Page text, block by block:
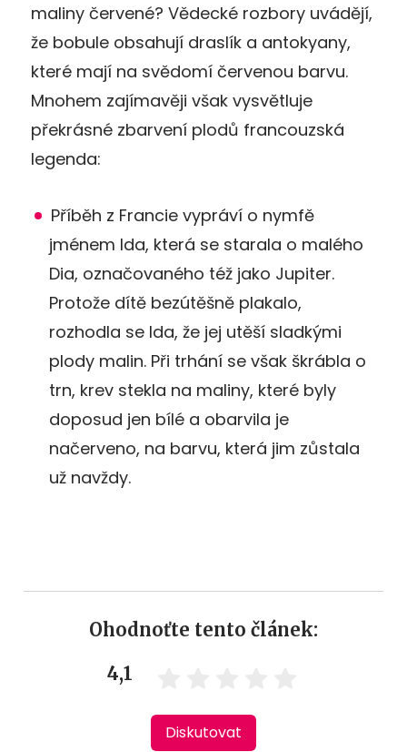
maliny červené? Vědecké rozbory uvádějí,
že bobule obsahují draslík a antokyany,
které mají na svědomí červenou barvu.
Mnohem zajímavěji však vysvětluje
překrásné zbarvení plodů francouzská
legenda:
Příběh z Francie vypráví o nymfě
jménem Ida, která se starala o malého
Dia, označovaného též jako Jupiter.
Protože dítě bezútěšně plakalo,
rozhodla se Ida, že jej utěší sladkými
plody malin. Při trhání se však škrábla o
trn, krev stekla na maliny, které byly
doposud jen bílé a obarvila je
načerveno, na barvu, která jim zůstala
už navždy.
Ohodnoťte tento článek:
4,1
Diskutovat